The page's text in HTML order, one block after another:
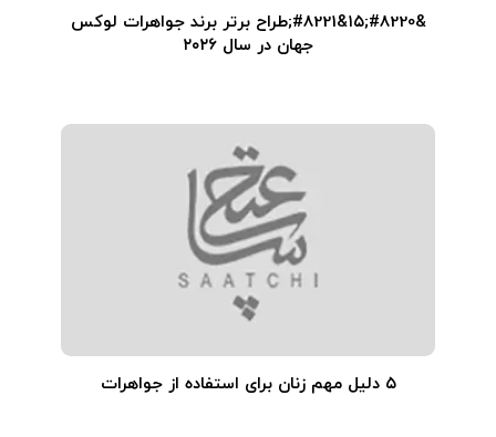
&#8220;۱۵&#8221;طراح برتر برند جواهرات لوکس
جهان در سال ۲۰۲۶
۵ دلیل مهم زنان برای استفاده از جواهرات